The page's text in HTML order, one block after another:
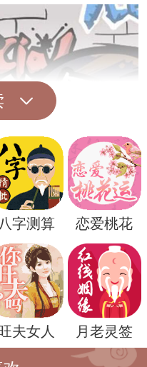
能代表着潜意识中
身就是人们普遍感
因此在梦境中出现
，代表着梦者对某
八字测算 恋爱桃花
夫女人 月老灵签